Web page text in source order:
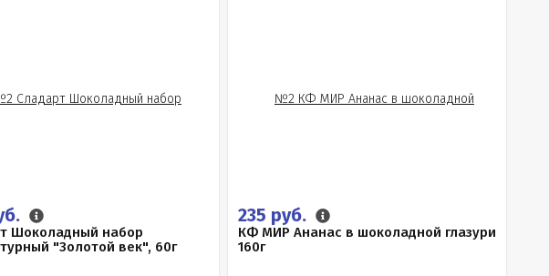
Шоколадный набор
"Золотой век", 60г
235 руб.
КФ МИР Ананас в шоколадной глазури
160г